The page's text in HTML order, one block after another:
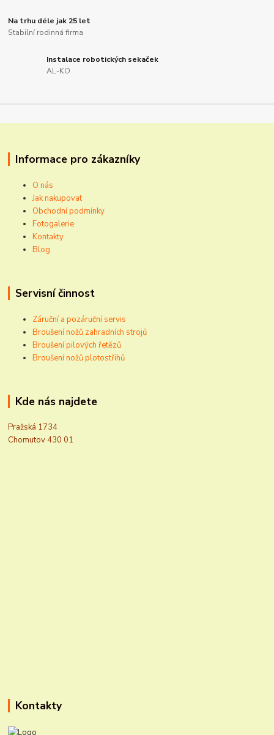
Na trhu déle jak 25 let
Stabilní rodinná firma
Instalace robotických sekaček
AL-KO
Informace pro zákazníky
O nás
Jak nakupovat
Obchodní podmínky
Fotogalerie
Kontakty
Blog
Servisní činnost
Záruční a pozáruční servis
Broušení nožů zahradních strojů
Broušení pilových řetězů
Broušení nožů plotostřihů
Kde nás najdete
Pražská 1734
Chomutov 430 01
Kontakty